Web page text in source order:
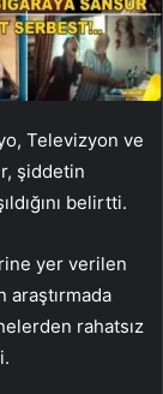
Televizyon ve
şiddetin
belirtti.
yer verilen
araştırmada
rahatsız